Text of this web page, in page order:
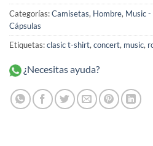
Categorías:Camisetas, Hombre, Music
Cápsulas
Etiquetas:clasic t-shirt, concert, music,
¿Necesitas ayuda?